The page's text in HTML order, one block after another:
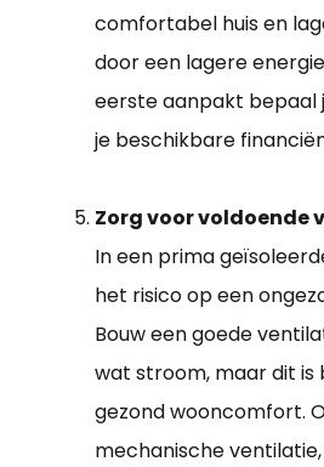
comfortabel huis en
door een lagere
eerste aanpakt bepaal
je beschikbare
Zorg voor voldoende
In een prima
het risico op een
Bouw een goede
wat stroom, maar dit is
gezond wooncomfort.
mechanische